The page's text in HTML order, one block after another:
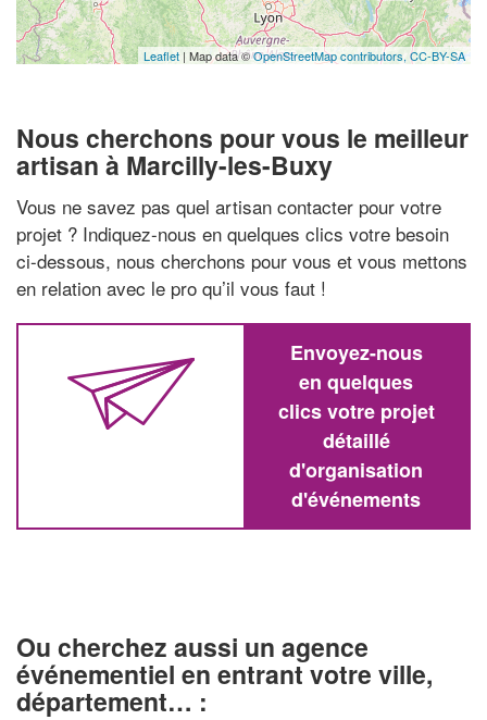
Leaflet | Map data ©OpenStreetMap contributors, CC-BY-SA
Nous cherchons pour vous le meilleur
artisan à Marcilly-les-Buxy
Vous ne savez pas quel artisan contacter pour votre
projet ? Indiquez-nous en quelques clics votre besoin
ci-dessous, nous cherchons pour vous et vous mettons
en relation avec le pro qu’il vous faut !
Envoyez-nous
en quelques
clics votre projet
détaillé
d'organisation
d'événements
Ou cherchez aussi un agence
événementiel en entrant votre ville,
département… :